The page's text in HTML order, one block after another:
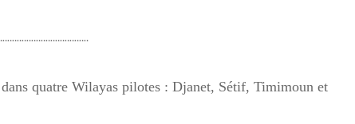
quatre Wilayas pilotes : Djanet, Sétif, Timimoun et